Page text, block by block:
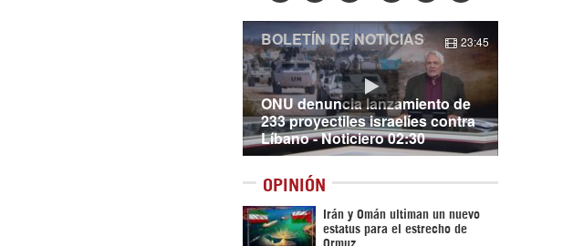
ONU denuncia lanzamiento de
233 proyectiles israelíes contra
Líbano - Noticiero 02:30
BOLETÍN DE NOTICIAS 23:45
OPINIÓN
Irán y Omán ultiman un nuevo
estatus para el estrecho de
Ormuz